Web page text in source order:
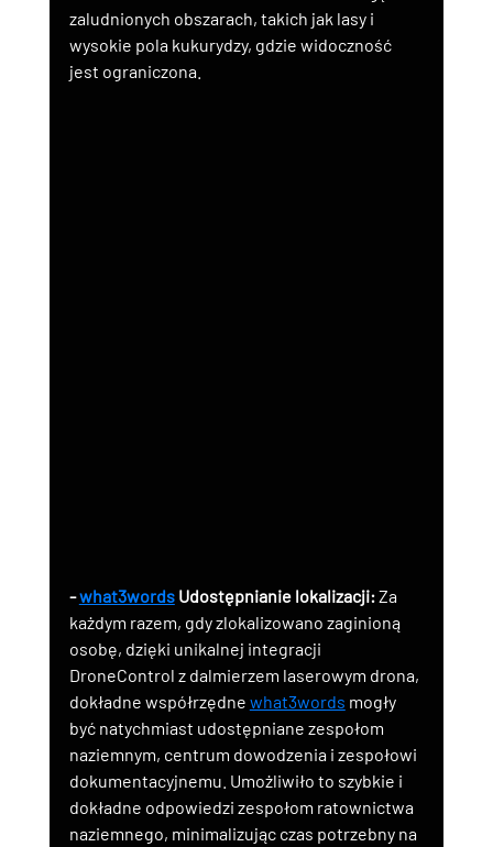
zaludnionych obszarach, takich jak lasy i
wysokie pola kukurydzy, gdzie widoczność
jest ograniczona.
-what3words Udostępnianie lokalizacji: Za
każdym razem, gdy zlokalizowano zaginioną
osobę, dzięki unikalnej integracji
DroneControl z dalmierzem laserowym drona,
dokładne współrzędne what3words mogły
być natychmiast udostępniane zespołom
naziemnym, centrum dowodzenia i zespołowi
dokumentacyjnemu. Umożliwiło to szybkie i
dokładne odpowiedzi zespołom ratownictwa
naziemnego, minimalizując czas potrzebny na